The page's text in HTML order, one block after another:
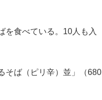
を食べている。10人も入
そば（ピリ辛）並」（680